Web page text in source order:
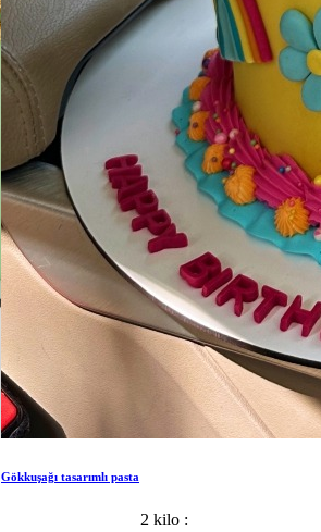
Gökkuşağı tasarımlı pasta
2 kilo :